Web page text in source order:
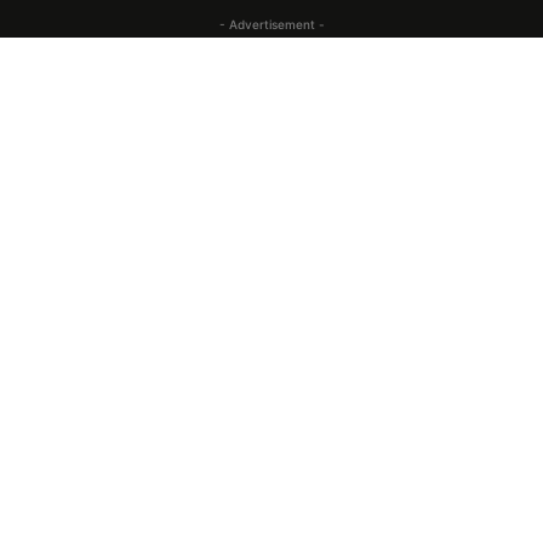
- Advertisement -